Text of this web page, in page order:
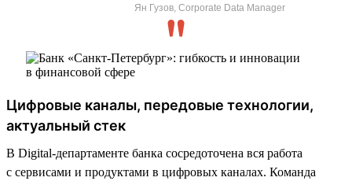
Ян Гузов, Corporate Data Manager
Цифровые каналы, передовые технологии,
актуальный стек
В Digital-департаменте банка сосредоточена вся работа
с сервисами и продуктами в цифровых каналах. Команда